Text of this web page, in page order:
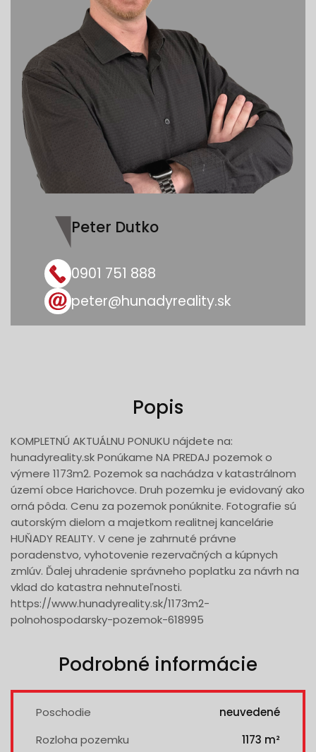
Peter Dutko
0901 751 888
peter@hunadyreality.sk
Popis
KOMPLETNÚ AKTUÁLNU PONUKU nájdete na:
hunadyreality.sk Ponúkame NA PREDAJ pozemok o
výmere 1173m2. Pozemok sa nachádza v katastrálnom
území obce Harichovce. Druh pozemku je evidovaný ako
orná pôda. Cenu za pozemok ponúknite. Fotografie sú
autorským dielom a majetkom realitnej kancelárie
HUŇADY REALITY. V cene je zahrnuté právne
poradenstvo, vyhotovenie rezervačných a kúpnych
zmlúv. Ďalej uhradenie správneho poplatku za návrh na
vklad do katastra nehnuteľnosti.
https://www.hunadyreality.sk/1173m2-
polnohospodarsky-pozemok-618995
Podrobné informácie
Poschodie
neuvedené
Rozloha pozemku
1173 m²